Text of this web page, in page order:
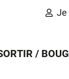
Je
/